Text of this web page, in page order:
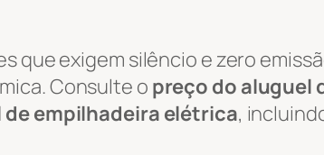
que exigem silêncio e zero
Consulte opreço do aluguel
de empilhadeira elétrica,